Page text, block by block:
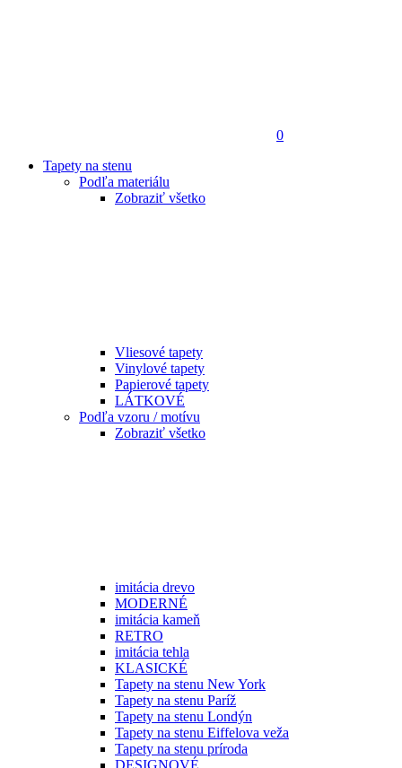
0
Tapety na stenu
Podľa materiálu
Zobraziť všetko
Vliesové tapety
Vinylové tapety
Papierové tapety
LÁTKOVÉ
Podľa vzoru / motívu
Zobraziť všetko
imitácia drevo
MODERNÉ
imitácia kameň
RETRO
imitácia tehla
KLASICKÉ
Tapety na stenu New York
Tapety na stenu Paríž
Tapety na stenu Londýn
Tapety na stenu Eiffelova veža
Tapety na stenu príroda
DESIGNOVÉ